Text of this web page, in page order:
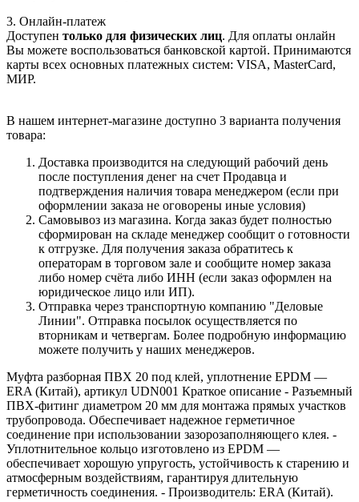
3. Онлайн-платеж
Доступен только для физических лиц. Для оплаты онлайн
Вы можете воспользоваться банковской картой. Принимаются
карты всех основных платежных систем: VISA, MasterCard,
МИР.
В нашем интернет-магазине доступно 3 варианта получения
товара:
Доставка производится на следующий рабочий день
после поступления денег на счет Продавца и
подтверждения наличия товара менеджером (если при
оформлении заказа не оговорены иные условия)
Самовывоз из магазина. Когда заказ будет полностью
сформирован на складе менеджер сообщит о готовности
к отгрузке. Для получения заказа обратитесь к
операторам в торговом зале и сообщите номер заказа
либо номер счёта либо ИНН (если заказ оформлен на
юридическое лицо или ИП).
Отправка через транспортную компанию "Деловые
Линии". Отправка посылок осуществляется по
вторникам и четвергам. Более подробную информацию
можете получить у наших менеджеров.
Муфта разборная ПВХ 20 под клей, уплотнение EPDM —
ERA (Китай), артикул UDN001 Краткое описание - Разъемный
ПВХ-фитинг диаметром 20 мм для монтажа прямых участков
трубопровода. Обеспечивает надежное герметичное
соединение при использовании зазорозаполняющего клея. -
Уплотнительное кольцо изготовлено из EPDM —
обеспечивает хорошую упругость, устойчивость к старению и
атмосферным воздействиям, гарантируя длительную
герметичность соединения. - Производитель: ERA (Китай).